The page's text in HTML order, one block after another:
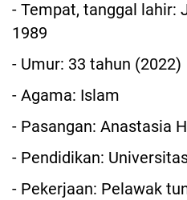
- Tempat, tanggal lahir:
1989
- Umur: 33 tahun (2022)
- Agama: Islam
- Pasangan: Anastasia
- Pendidikan:
- Pekerjaan: Pelawak